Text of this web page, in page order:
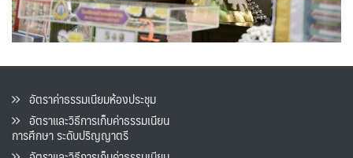
อัตราค่าธรรมเนียมห้องประชุม
อัตราและวิธีการเก็บค่าธรรมเนียน
การศึกษา ระดับปริญญาตรี